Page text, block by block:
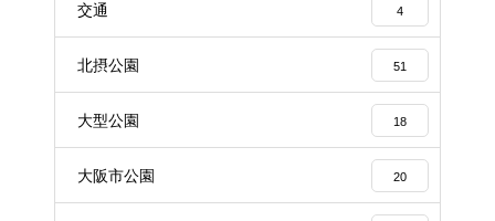
交通 4
北摂公園 51
大型公園 18
大阪市公園 20